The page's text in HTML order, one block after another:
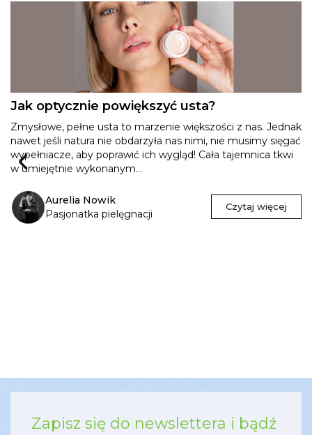
Jak optycznie powiększyć usta?
Zmysłowe, pełne usta to marzenie większości z nas. Jednak
nawet jeśli natura nie obdarzyła nas nimi, nie musimy sięgać
wypełniacze, aby poprawić ich wygląd! Cała tajemnica tkwi
w umiejętnie wykonanym...
Aurelia Nowik
Pasjonatka pielęgnacji
Czytaj więcej
Zapisz się do newslettera i bądź